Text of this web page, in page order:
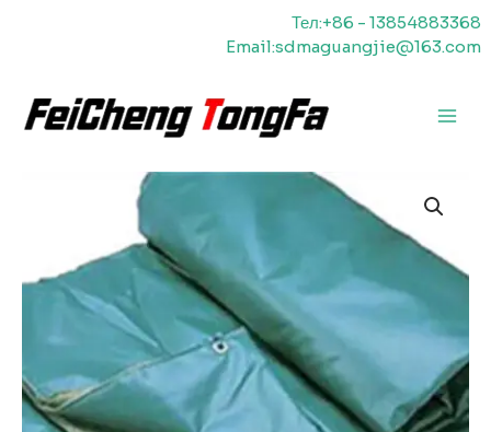
Тел:+86 - 13854883368
Email:sdmaguangjie@163.com